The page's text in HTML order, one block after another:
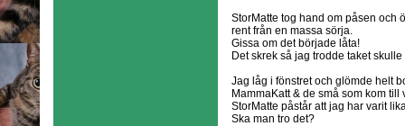
StorMatte tog hand om påsen och
rent från en massa sörja.
Gissa om det började låta!
Det skrek så jag trodde taket skulle
Jag låg i fönstret och glömde helt
MammaKatt & de små som kom till
StorMatte påstår att jag har varit
Ska man tro det?